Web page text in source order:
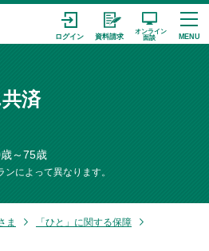
済
～75歳
によって異なります。
ま
「ひと」に関する保障